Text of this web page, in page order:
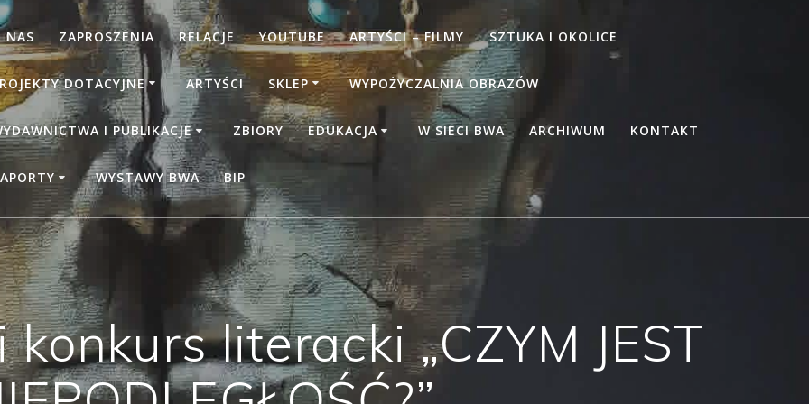
NAS ZAPROSZENIA RELACJE YOUTUBE ARTYŚCI – FILMY SZTUKA I OKOLICE
DOTACYJNE ARTYŚCI SKLEP WYPOŻYCZALNIA OBRAZÓW
I PUBLIKACJE ZBIORY EDUKACJA W SIECI BWA ARCHIWUM KONTAKT
WYSTAWY BWA BIP
literacki „CZYM JEST